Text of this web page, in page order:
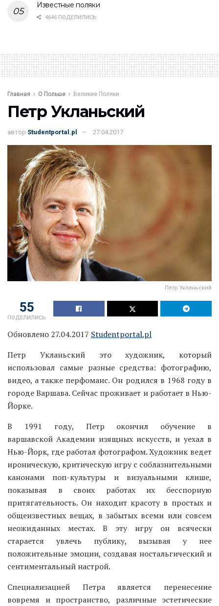
Известные поляки
4646 ПОДЕЛИЛИСЬ
Главная О Польше Великие Поляки
Петр Укланьский
автор Studentportal.pl 27.04.2017
Петр Укланьский
55
ПОДЕЛИЛИСЬ
Обновлено 27.04.2017 Studentportal.pl
Петр Укланьский это художник, который
использовал самые разные средства: фотографию,
видео, а также перфоманс. Он родился в 1968 году в
городе Варшава. Сейчас проживает и работает в Нью-
Йорке.
В 1991 году, Петр окончил обучение в
варшавской Академии изящных искусств, и уехал в
Нью-Йорк, где работал фотографом. Художник ведет
ироническую, критическую игру с соблазнительными
канонами поп-культуры и визуальными клише,
показывая в своих работах их бесспорную
притягательность. Он находит красоту в простых и
общеизвестных вещах, в забытых всеми или совсем
неожиданных местах. В эту игру он всячески
старается увлечь публику, вызывая у нее
положительные эмоции, создавая ностальгический и
сентиментальный настрой.
Специализацией Петра является перенесение
вовремя и пространство, различные эстетические